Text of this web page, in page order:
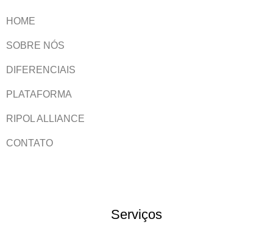
HOME
SOBRE NÓS
DIFERENCIAIS
PLATAFORMA
RIPOL ALLIANCE
CONTATO
Serviços